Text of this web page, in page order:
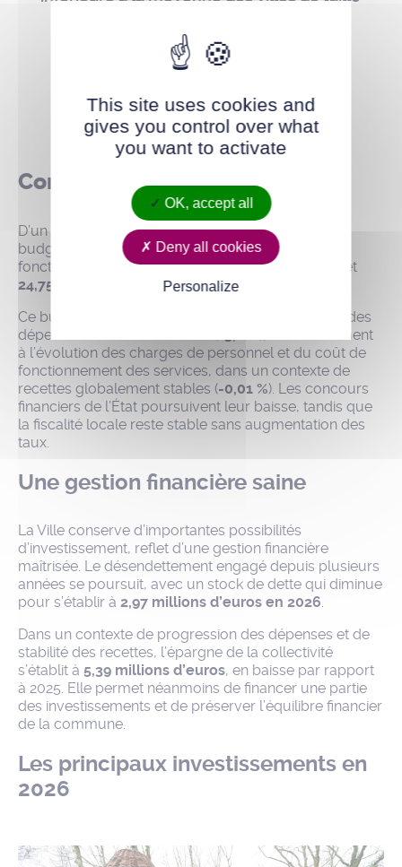
104,73
millions d'euros de budget
Contexte national incertain
D’un montant total de104,73 millions d’euros
budget consacre
85,37 millions d’euros
fonctionnement des services publics municipaux et
24,75 millions d’eurosaux investissements.
Ce budget
est marqué par une progression des
dépenses de fonctionnement (
), liée notamment
à l’évolution des charges de personnel et du coût de
fonctionnement des services, dans un contexte de
recettes globalement stables (-0,01 %). Les concours
financiers de l’État poursuivent leur baisse, tandis que
la fiscalité locale reste stable sans augmentation des
taux.
Une gestion financière saine
La Ville conserve d’importantes possibilités
d’investissement, reflet d’une gestion financière
maîtrisée. Le désendettement engagé depuis plusieurs
années se poursuit, avec un stock de dette qui diminue
pour s’établir à 2,97 millions d’euros en 2026
Dans un contexte de progression des dépenses et de
stabilité des recettes, l’épargne de la collectivité
s’établit à 5,39 millions d’euros, en baisse par rapport
à 2025. Elle permet néanmoins de financer une partie
des investissements et de préserver l’équilibre financier
de la commune.
Les principaux investissements en
2026
This site uses cookies and
gives you control over what
you want to activate
OK, accept all
Deny all cookies
Personalize